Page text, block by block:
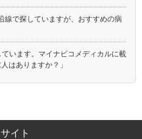
線で探していますが、おすすめの病
ています。マイナビコメディカルに載
はありますか？」
イト